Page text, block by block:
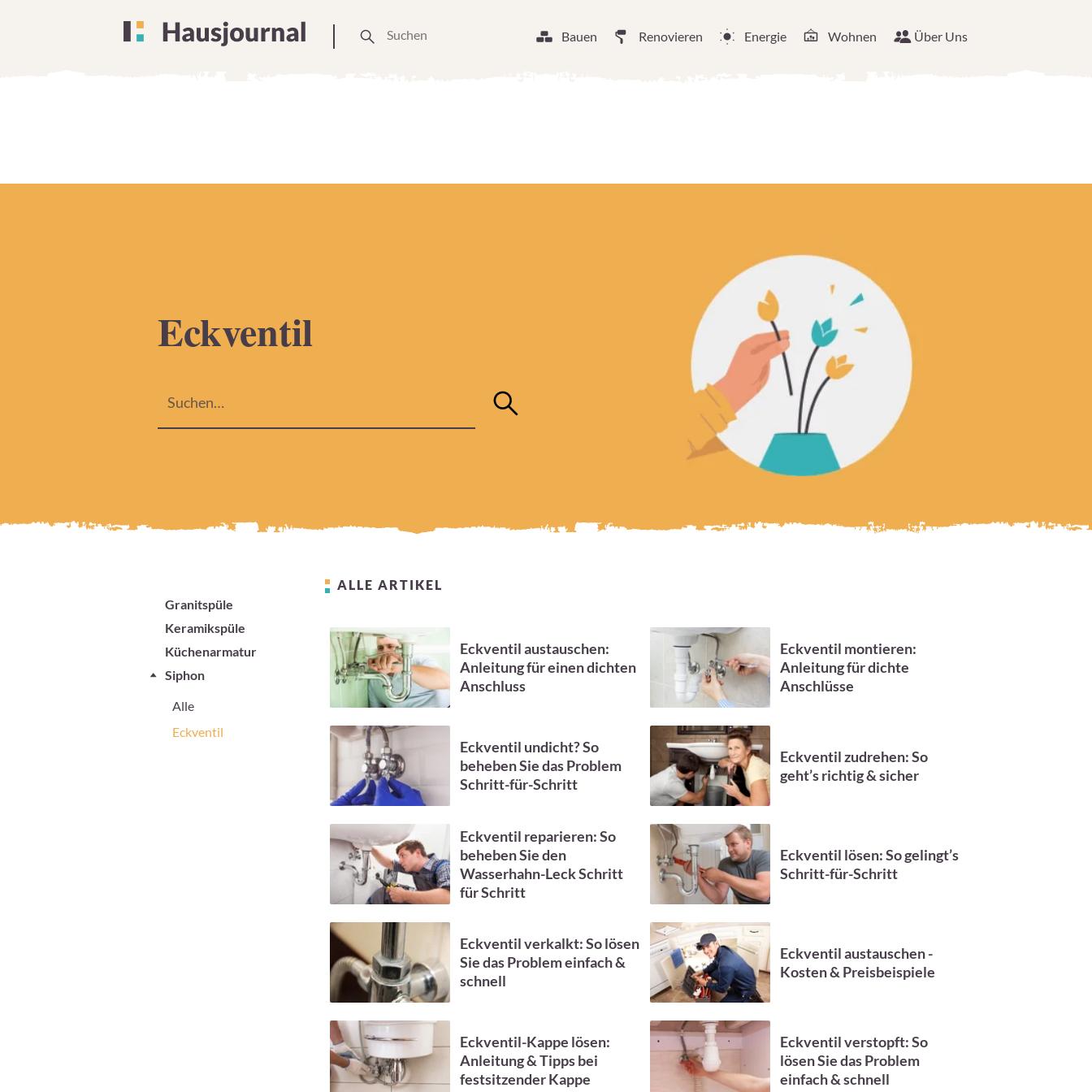
Bauen Renovieren Energie Wohnen Über Uns
Eckventil
Granitspüle
Keramikspüle
Küchenarmatur
Siphon
Alle
Eckventil
ALLE ARTIKEL
Eckventil austauschen:
Anleitung für einen dichten
Anschluss
Eckventil montieren:
Anleitung für dichte
Anschlüsse
Eckventil undicht? So
beheben Sie das Problem
Schritt-für-Schritt
Eckventil zudrehen: So
geht’s richtig & sicher
Eckventil reparieren: So
beheben Sie den
Wasserhahn-Leck Schritt
für Schritt
Eckventil lösen: So gelingt’s
Schritt-für-Schritt
Eckventil verkalkt: So lösen
Sie das Problem einfach &
schnell
Eckventil austauschen -
Kosten & Preisbeispiele
Eckventil-Kappe lösen:
Anleitung & Tipps bei
festsitzender Kappe
Eckventil verstopft: So
lösen Sie das Problem
einfach & schnell